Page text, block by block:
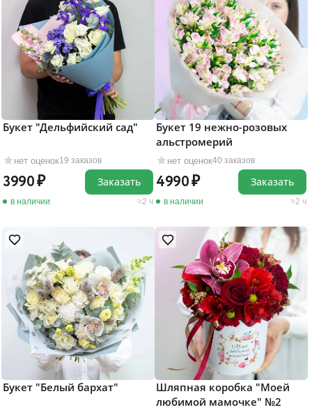
нет оценок19 заказов
Букет "Дельфийский сад"
3990
в наличии 2 ч
Заказать
нет оценок40 заказов
Букет 19 нежно-розовых
альстромерий
4990
в наличии 2 ч
Заказать
Букет "Белый бархат"
Шляпная коробка "Моей
любимой мамочке" №2